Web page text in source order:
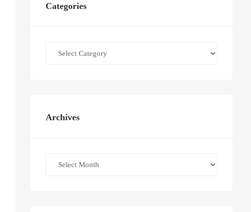
Categories
Archives